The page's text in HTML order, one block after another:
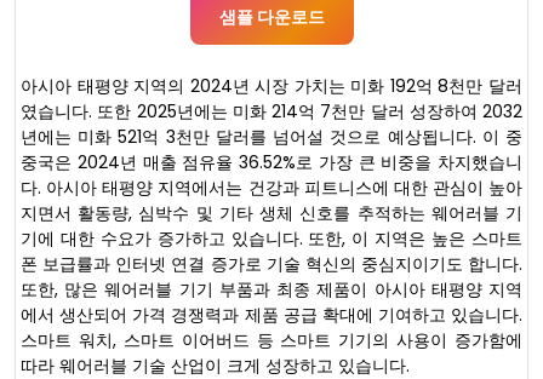
샘플 다운로드
아시아 태평양 지역의 2024년 시장 가치는 미화 192억 8천만 달러
였습니다. 또한 2025년에는 미화 214억 7천만 달러 성장하여 2032
년에는 미화 521억 3천만 달러를 넘어설 것으로 예상됩니다. 이 중
중국은 2024년 매출 점유율 36.52%로 가장 큰 비중을 차지했습니
다. 아시아 태평양 지역에서는 건강과 피트니스에 대한 관심이 높아
지면서 활동량, 심박수 및 기타 생체 신호를 추적하는 웨어러블 기
기에 대한 수요가 증가하고 있습니다. 또한, 이 지역은 높은 스마트
폰 보급률과 인터넷 연결 증가로 기술 혁신의 중심지이기도 합니다.
또한, 많은 웨어러블 기기 부품과 최종 제품이 아시아 태평양 지역
에서 생산되어 가격 경쟁력과 제품 공급 확대에 기여하고 있습니다.
스마트 워치, 스마트 이어버드 등 스마트 기기의 사용이 증가함에
따라 웨어러블 기술 산업이 크게 성장하고 있습니다.